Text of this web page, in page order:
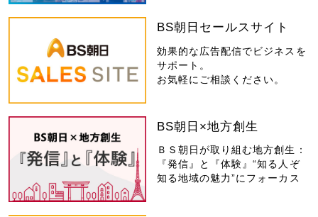
BS朝日セールスサイト
効果的な広告配信でビジネスを
サポート。
お気軽にご相談ください。
BS朝日×地方創生
ＢＳ朝日が取り組む地方創生：
『発信』と『体験』“知る人ぞ
知る地域の魅力”にフォーカス